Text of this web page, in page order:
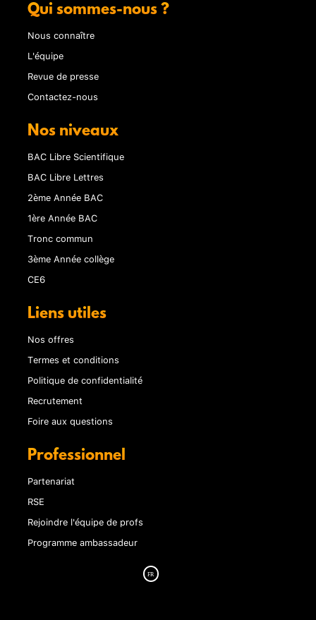
Qui sommes-nous ?
Nous connaître
L'équipe
Revue de presse
Contactez-nous
Nos niveaux
BAC Libre Scientifique
BAC Libre Lettres
2ème Année BAC
1ère Année BAC
Tronc commun
3ème Année collège
CE6
Liens utiles
Nos offres
Termes et conditions
Politique de confidentialité
Recrutement
Foire aux questions
Professionnel
Partenariat
RSE
Rejoindre l'équipe de profs
Programme ambassadeur